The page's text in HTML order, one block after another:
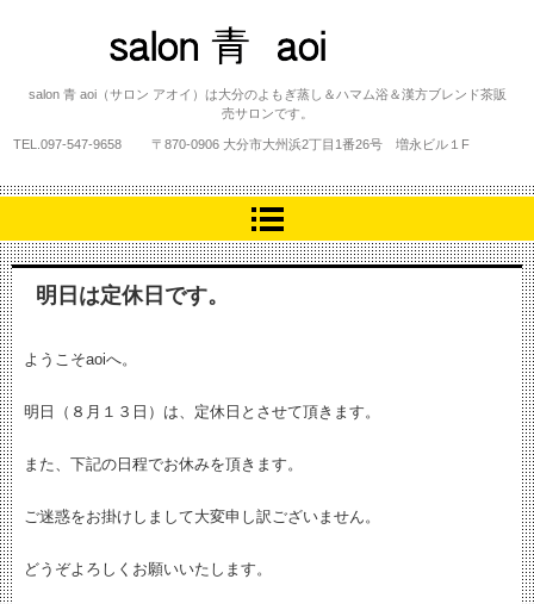
salon 青 aoi
salon 青 aoi（サロン アオイ）は大分のよもぎ蒸し＆ハマム浴＆漢方ブレンド茶販
売サロンです。
TEL. 097-547-9658 〒870-0906 大分市大州浜2丁目1番26号 増永ビル１F
明日は定休日です。
ようこそaoiへ。
明日（８月１３日）は、定休日とさせて頂きます。
また、下記の日程でお休みを頂きます。
ご迷惑をお掛けしまして大変申し訳ございません。
どうぞよろしくお願いいたします。